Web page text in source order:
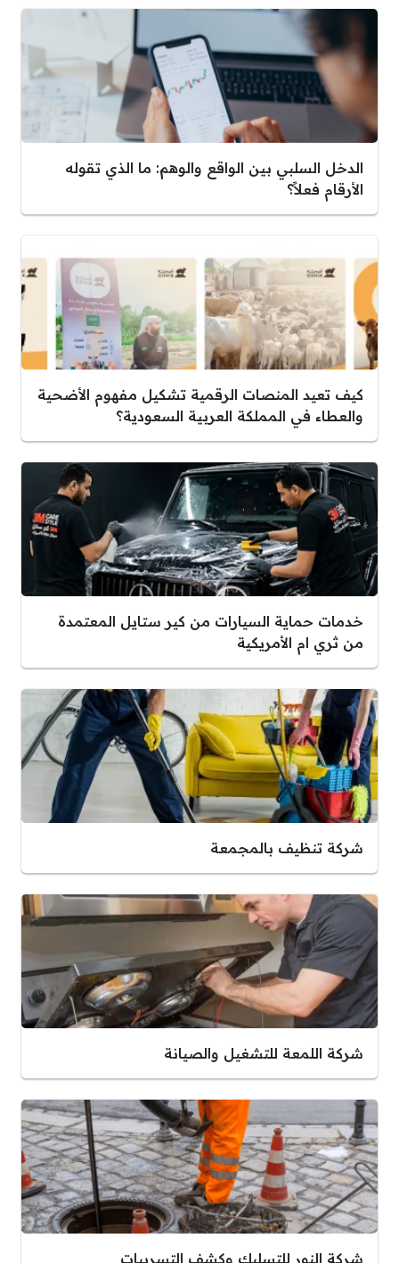
الدخل السلبي بين الواقع والوهم: ما الذي تقوله
الأرقام فعلاً؟
كيف تعيد المنصات الرقمية تشكيل مفهوم الأضحية
والعطاء في المملكة العربية السعودية؟
خدمات حماية السيارات من كير ستايل المعتمدة
من ثري ام الأمريكية
شركة تنظيف بالمجمعة
شركة اللمعة للتشغيل والصيانة
شركة النور للتسليك وكشف التسريبات